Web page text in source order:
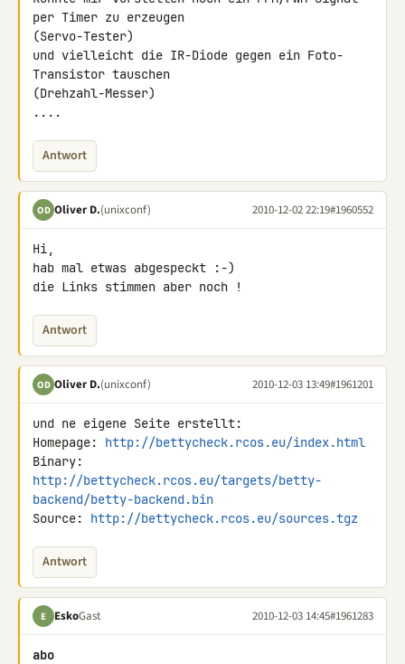
per Timer zu erzeugen
(Servo-Tester)
und vielleicht die IR-Diode gegen ein Foto-
Transistor tauschen
(Drehzahl-Messer)
....
Antwort
OD Oliver D.(unixconf) 2010-12-02 22:19#1960552
Hi,
hab mal etwas abgespeckt :-)
die Links stimmen aber noch !
Antwort
OD Oliver D.(unixconf) 2010-12-03 13:49#1961201
und ne eigene Seite erstellt:
Homepage: http://bettycheck.rcos.eu/index.html
http://bettycheck.rcos.eu/targets/betty-
backend/betty-backend.bin
Source: http://bettycheck.rcos.eu/sources.tgz
Antwort
E EskoGast 2010-12-03 14:45#1961283
abo